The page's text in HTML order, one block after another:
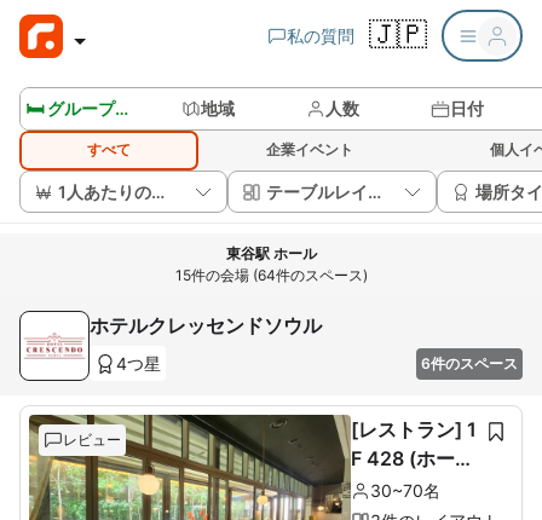
私の質問 🇯🇵
🛏️ グループルームを見る 地域 人数 日付
すべて 企業イベント 個人イ
1人あたりの価格 テーブルレイアウト 場所タ
東谷駅 ホール
15件の会場 (64件のスペース)
ホテルクレッセンドソウル
4つ星 6件のスペース
レビュー
[レストラン] 1
F 428 (ホール
60席+ルーム1
30~70名